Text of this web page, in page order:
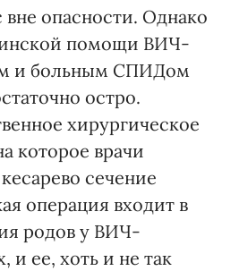
вне опасности. Однако
помощи ВИЧ-
и больным СПИДом
остро.
хирургическое
которое врачи
сечение
операция входит в
родов у ВИЧ-
ее, хоть и не так